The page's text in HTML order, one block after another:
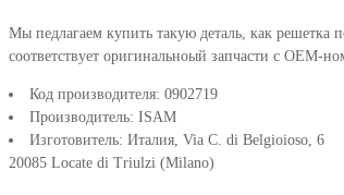
Мы педлагаем купить такую деталь, как
соответствует оригинальноый запчасти с
Код производителя: 0902719
Производитель: ISAM
Изготовитель: Италия, Via C. di Belgioioso, 6
20085 Locate di Triulzi (Milano)